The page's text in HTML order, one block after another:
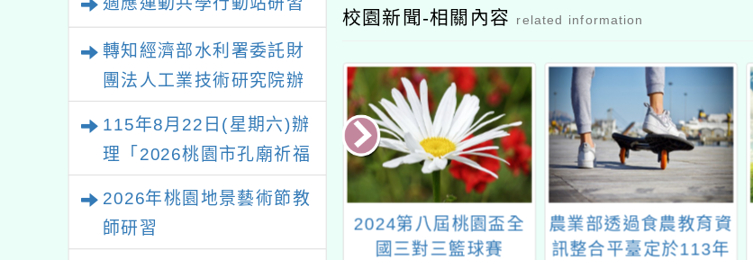
轉知經濟部水利署委託財
團法人工業技術研究院辦
績優單位及節水達人選拔
活動」
115年8月22日(星期六)辦
理「2026桃園市孔廟祈福
系列活動—儒門初開 智慧
啟航」
2026年桃園地景藝術節教
師研習
校園新聞-相關內容 related information
體能運科與實
10/14（六）舉辦「長
2024第八屆桃園盃全
國三對三籃球賽
農業部透過食農教育資
訊整合平臺定於113年